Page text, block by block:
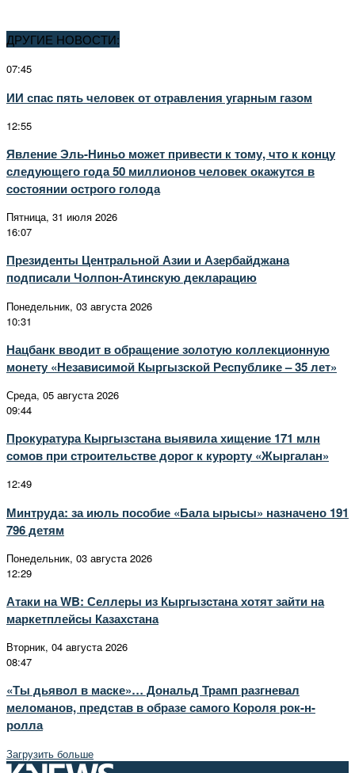
ДРУГИЕ НОВОСТИ:
07:45
ИИ спас пять человек от отравления угарным газом
12:55
Явление Эль-Ниньо может привести к тому, что к концу
следующего года 50 миллионов человек окажутся в
состоянии острого голода
Пятница, 31 июля 2026
16:07
Президенты Центральной Азии и Азербайджана
подписали Чолпон-Атинскую декларацию
Понедельник, 03 августа 2026
10:31
Нацбанк вводит в обращение золотую коллекционную
монету «Независимой Кыргызской Республике – 35 лет»
Среда, 05 августа 2026
09:44
Прокуратура Кыргызстана выявила хищение 171 млн
сомов при строительстве дорог к курорту «Жыргалан»
12:49
Минтруда: за июль пособие «Бала ырысы» назначено 191
796 детям
Понедельник, 03 августа 2026
12:29
Атаки на WB: Селлеры из Кыргызстана хотят зайти на
маркетплейсы Казахстана
Вторник, 04 августа 2026
08:47
«Ты дьявол в маске»… Дональд Трамп разгневал
меломанов, представ в образе самого Короля рок-н-
ролла
Загрузить больше